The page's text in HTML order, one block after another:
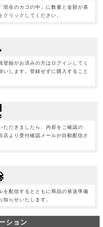
現在のカゴの中」に数量と金額が表
リックしてください。
登録がお済みの方はログインしてく
します。登録せずに購入すること
ただきましたら、内容をご確認の
より受付確認メールが自動配信さ
を配信するとともに商品の発送準備
らせいたします。
ション